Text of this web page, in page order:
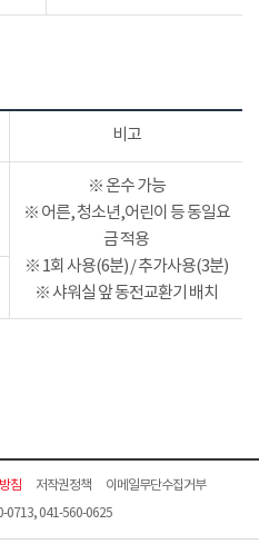
비고
※ 온수 가능
※ 어른, 청소년,어린이 등 동일요
금 적용
※ 1회 사용(6분) / 추가사용(3분)
※ 샤워실 앞 동전교환기 배치
침 저작권정책
이메일무단수집거부
0713, 041-560-0625